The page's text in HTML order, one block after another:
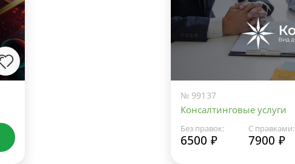
№ 99137
Консалтинговые услуги
Без правок:
6500 ₽
С правками:
7900 ₽